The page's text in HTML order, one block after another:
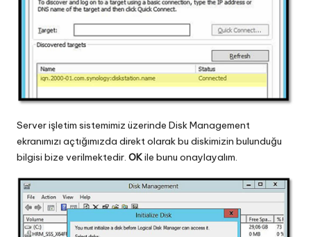
Server işletim sistemimiz üzerinde Disk Management
ekranımızı açtığımızda direkt olarak bu diskimizin bulunduğu
bilgisi bize verilmektedir. OKile bunu onaylayalım.